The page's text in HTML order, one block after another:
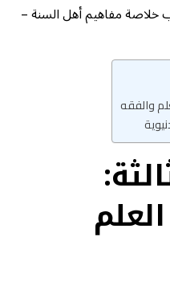
خلاصة مفاهيم أهل السنة –
والفقه